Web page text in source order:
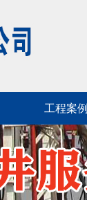
工程案例